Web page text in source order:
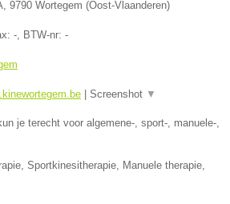
9790 Wortegem (Oost-Vlaanderen)
- , BTW-nr: -
Screenshot ▼
je terecht voor algemene-, sport-, manuele-,
Sportkinesitherapie, Manuele therapie,